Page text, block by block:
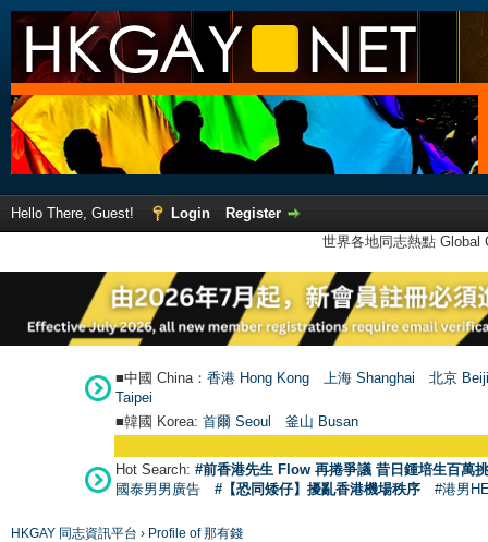
Hello There, Guest! Login
Register
世界各地同志熱點
■中國 China： 香港 Hong Kong 上海 Shanghai
北京
Taipei
■韓國 Korea: 首爾 Seoul 釜山 Busan
Hot Search: #前香港先生 Flow 再捲爭議 昔日鍾培生百萬
國泰男男廣告
#【恐同矮仔】擾亂香港機場秩序 #港男
HKGAY 同志資訊平台 › Profile of 那有錢